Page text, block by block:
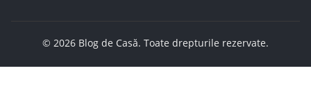
© 2026 Blog de Casă. Toate drepturile rezervate.